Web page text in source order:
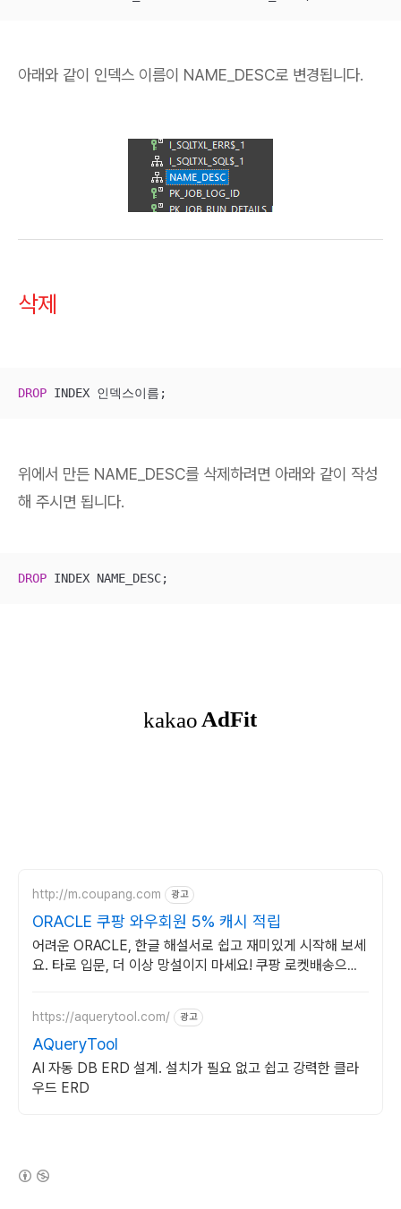
아래와 같이 인덱스 이름이 NAME_DESC로 변경됩니다.
삭제
DROP INDEX 인덱스이름;
위에서 만든 NAME_DESC를 삭제하려면 아래와 같이 작성
해 주시면 됩니다.
DROP INDEX NAME_DESC;
http://m.coupang.com 광고
ORACLE 쿠팡 와우회원 5% 캐시 적립
어려운 ORACLE, 한글 해설서로 쉽고 재미있게 시작해 보세
요. 타로 입문, 더 이상 망설이지 마세요! 쿠팡 로켓배송으로
https://aquerytool.com/ 광고
AQueryTool
AI 자동 DB ERD 설계. 설치가 필요 없고 쉽고 강력한 클라
우드 ERD